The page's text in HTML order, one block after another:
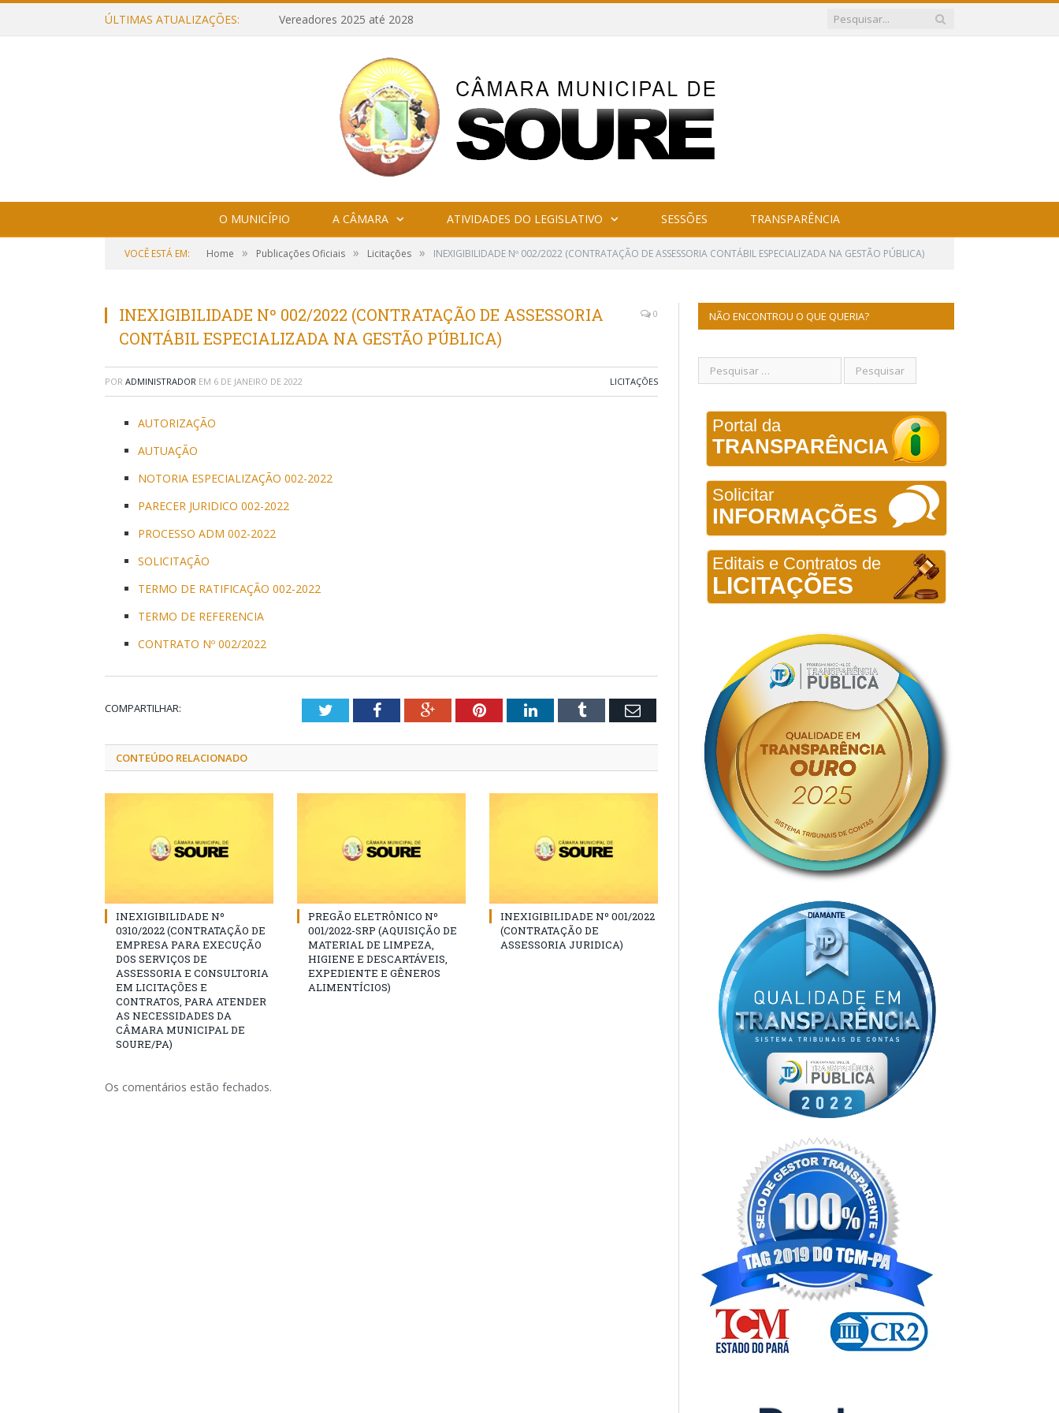
ÚLTIMAS ATUALIZAÇÕES: Vereadores 2025 até 2028
O MUNICÍPIO A CÂMARA ATIVIDADES DO LEGISLATIVO SESSÕES TRANSPARÊNCIA
VOCÊ ESTÁ EM: Home » Publicações Oficiais » Licitações » INEXIGIBILIDADE Nº 002/2022 (CONTRATAÇÃO DE ASSESSORIA CONTÁBIL ESPECIALIZADA NA GESTÃO PÚBLICA)
INEXIGIBILIDADE Nº 002/2022 (CONTRATAÇÃO DE ASSESSORIA
CONTÁBIL ESPECIALIZADA NA GESTÃO PÚBLICA)
0
POR ADMINISTRADOR EM 6 DE JANEIRO DE 2022 LICITAÇÕES
AUTORIZAÇÃO
AUTUAÇÃO
NOTORIA ESPECIALIZAÇÃO 002-2022
PARECER JURIDICO 002-2022
PROCESSO ADM 002-2022
SOLICITAÇÃO
TERMO DE RATIFICAÇÃO 002-2022
TERMO DE REFERENCIA
CONTRATO Nº 002/2022
COMPARTILHAR: TwitterFacebookGoogle+PinterestLinkedInTumblr Email
CONTEÚDO RELACIONADO
INEXIGIBILIDADE Nº
0310/2022 (CONTRATAÇÃO DE
EMPRESA PARA EXECUÇÃO
DOS SERVIÇOS DE
ASSESSORIA E CONSULTORIA
EM LICITAÇÕES E
CONTRATOS, PARA ATENDER
AS NECESSIDADES DA
CÂMARA MUNICIPAL DE
SOURE/PA)
PREGÃO ELETRÔNICO Nº
001/2022-SRP (AQUISIÇÃO DE
MATERIAL DE LIMPEZA,
HIGIENE E DESCARTÁVEIS,
EXPEDIENTE E GÊNEROS
ALIMENTÍCIOS)
INEXIGIBILIDADE Nº 001/2022
(CONTRATAÇÃO DE
ASSESSORIA JURIDICA)
Os comentários estão fechados.
NÃO ENCONTROU O QUE QUERIA?
Portal da
TRANSPARÊNCIA
Solicitar
INFORMAÇÕES
Editais e Contratos de
LICITAÇÕES